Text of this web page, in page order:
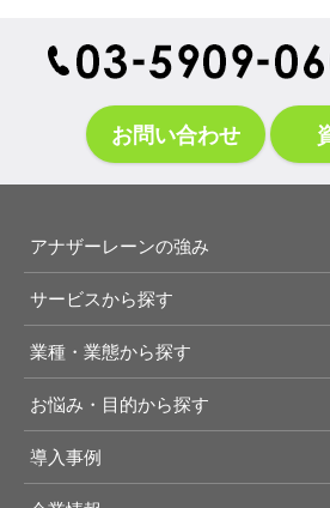
お問い合わせ
アナザーレーンの強み
サービスから探す
業種・業態から探す
お悩み・目的から探す
導入事例